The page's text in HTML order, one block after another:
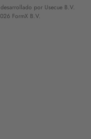
por Usecue B.V.
FormX B.V.